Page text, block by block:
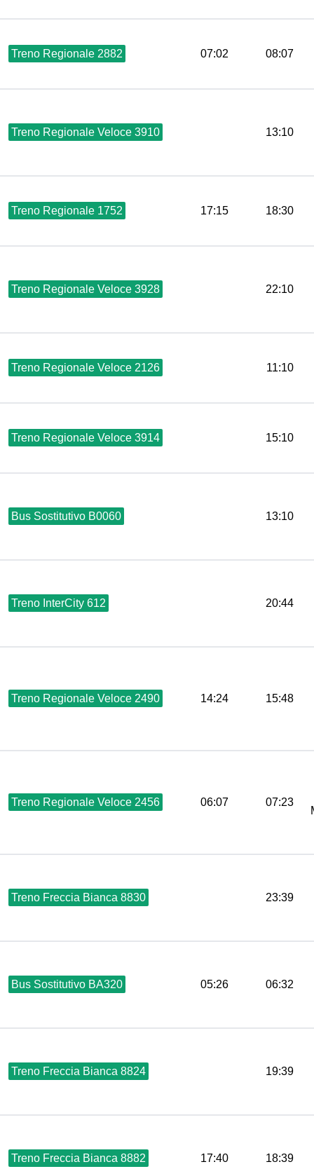
Treno Regionale 2882 07:02 08:07
Treno Regionale Veloce 3910 13:10
Treno Regionale 1752 17:15 18:30
Treno Regionale Veloce 3928 22:10
Treno Regionale Veloce 2126 11:10
Treno Regionale Veloce 3914 15:10
Bus Sostitutivo B0060 13:10
Treno InterCity 612 20:44
Treno Regionale Veloce 2490 14:24 15:48
Treno Regionale Veloce 2456 06:07 07:23
Treno Freccia Bianca 8830 23:39
Bus Sostitutivo BA320 05:26 06:32
Treno Freccia Bianca 8824 19:39
Treno Freccia Bianca 8882 17:40 18:39